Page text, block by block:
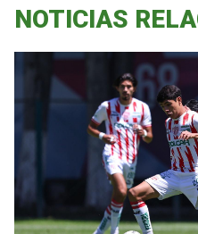
NOTICIAS